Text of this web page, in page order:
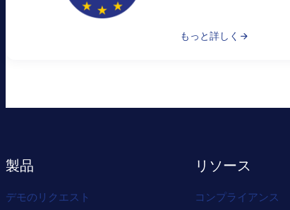
もっと詳しく
製品
デモのリクエスト
リソース
コンプライアンス